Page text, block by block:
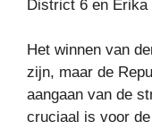
District 6 en
Het winnen van
zijn, maar de
aangaan van de
cruciaal is voor